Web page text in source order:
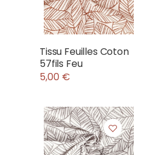
Tissu Feuilles Coton
57fils Feu
5,00 €